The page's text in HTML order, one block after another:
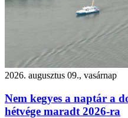
2026. augusztus 09., vasárnap
Nem kegyes a naptár a
hétvége maradt 2026-ra